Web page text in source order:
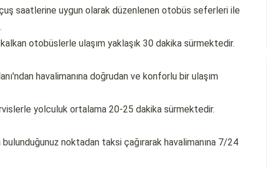
saatlerine uygun olarak düzenlenen otobüs seferleri ile
otobüslerle ulaşım yaklaşık 30 dakika sürmektedir.
havalimanına doğrudan ve konforlu bir ulaşım
yolculuk ortalama 20-25 dakika sürmektedir.
noktadan taksi çağırarak havalimanına 7/24